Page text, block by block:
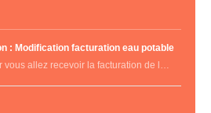
: Modification facturation eau potable
vous allez recevoir la facturation de l…